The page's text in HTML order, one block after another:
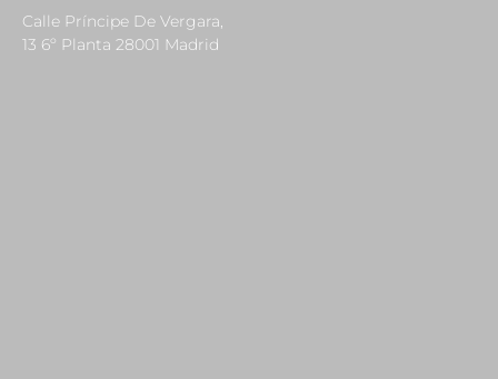
Calle Príncipe De Vergara,
13 6º Planta 28001 Madrid